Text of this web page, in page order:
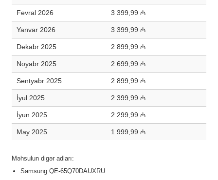
Fevral 2026 3 399,99 ₼
Yanvar 2026 3 399,99 ₼
Dekabr 2025 2 899,99 ₼
Noyabr 2025 2 699,99 ₼
Sentyabr 2025 2 899,99 ₼
İyul 2025 2 399,99 ₼
İyun 2025 2 299,99 ₼
May 2025 1 999,99 ₼
Məhsulun digər adları:
Samsung QE-65Q70DAUXRU